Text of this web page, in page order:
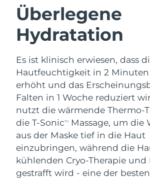
Überlegene
Hydratation
Es ist klinisch erwiesen, dass
Hautfeuchtigkeit in 2 Minuten
erhöht und das
Falten in 1 Woche reduziert
nutzt die wärmende Thermo-
die T-SonicTM
Massage, um die
aus der Maske tief in die Haut
einzubringen, während die
kühlenden Cryo-Therapie und
gestrafft wird - eine der besten